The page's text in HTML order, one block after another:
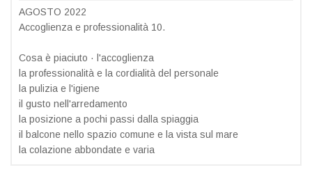
AGOSTO 2022
Accoglienza e professionalità 10.
Cosa è piaciuto · l'accoglienza
la professionalità e la cordialità del personale
la pulizia e l'igiene
il gusto nell'arredamento
la posizione a pochi passi dalla spiaggia
il balcone nello spazio comune e la vista sul mare
la colazione abbondate e varia